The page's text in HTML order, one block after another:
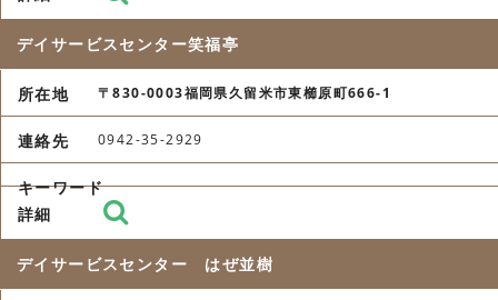
デイサービスセンター笑福亭
〒830-0003福岡県久留米市東櫛原町666-1
0942-35-2929
デイサービスセンター はぜ並樹